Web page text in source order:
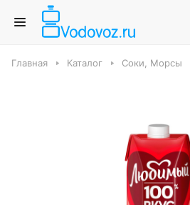
Главная Каталог Соки, Морсы